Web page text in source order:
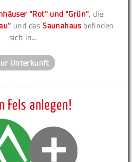
"Rot" und "Grün", die
und dasSaunahausbefinden
sich in...
Unterkunft
Fels anlegen!